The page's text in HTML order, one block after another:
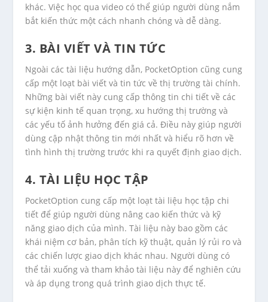
khác. Việc học qua video có thể giúp người dùng nắm
bắt kiến thức một cách nhanh chóng và dễ dàng.
3. BÀI VIẾT VÀ TIN TỨC
Ngoài các tài liệu hướng dẫn, PocketOption cũng cung
cấp một loạt bài viết và tin tức về thị trường tài chính.
Những bài viết này cung cấp thông tin chi tiết về các
sự kiện kinh tế quan trọng, xu hướng thị trường và
các yếu tố ảnh hưởng đến giá cả. Điều này giúp người
dùng cập nhật thông tin mới nhất và hiểu rõ hơn về
tình hình thị trường trước khi ra quyết định giao dịch.
4. TÀI LIỆU HỌC TẬP
PocketOption cung cấp một loạt tài liệu học tập chi
tiết để giúp người dùng nâng cao kiến thức và kỹ
năng giao dịch của mình. Tài liệu này bao gồm các
khái niệm cơ bản, phân tích kỹ thuật, quản lý rủi ro và
các chiến lược giao dịch khác nhau. Người dùng có
thể tải xuống và tham khảo tài liệu này để nghiên cứu
và áp dụng trong quá trình giao dịch thực tế.